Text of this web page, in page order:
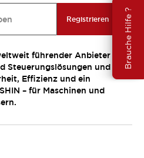
Brauche Hilfe ?
Registrieren
führender Anbieter
Steuerungslösungen und
Effizienz und ein
– für Maschinen und